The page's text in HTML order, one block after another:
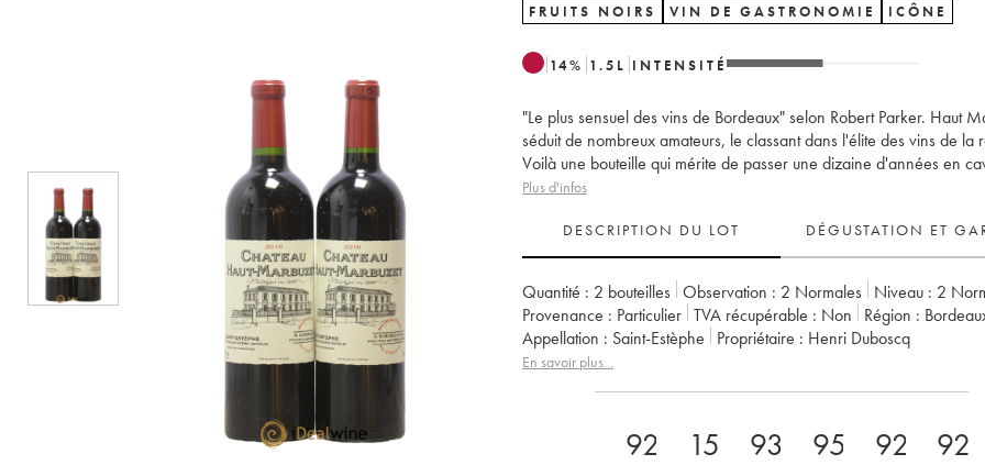
FRUITS NOIRS VIN DE GASTRONOMIE ICÔNE
14% 1.5 L INTENSITÉ
"Le plus sensuel des vins de Bordeaux" selon Robert Parker. Haut
séduit de nombreux amateurs, le classant dans l'élite des vins de la
Voilà une bouteille qui mérite de passer une dizaine d'années en
Plus d'infos
DESCRIPTION DU LOT DÉGUSTATION ET
Quantité : 2 bouteilles Observation : 2 Normales Niveau : 2
Provenance : particulier TVA récupérable : non Région :
Appellation :
Saint-Estèphe Propriétaire : Henri Duboscq
En savoir plus...
92 15 93 95 92 92